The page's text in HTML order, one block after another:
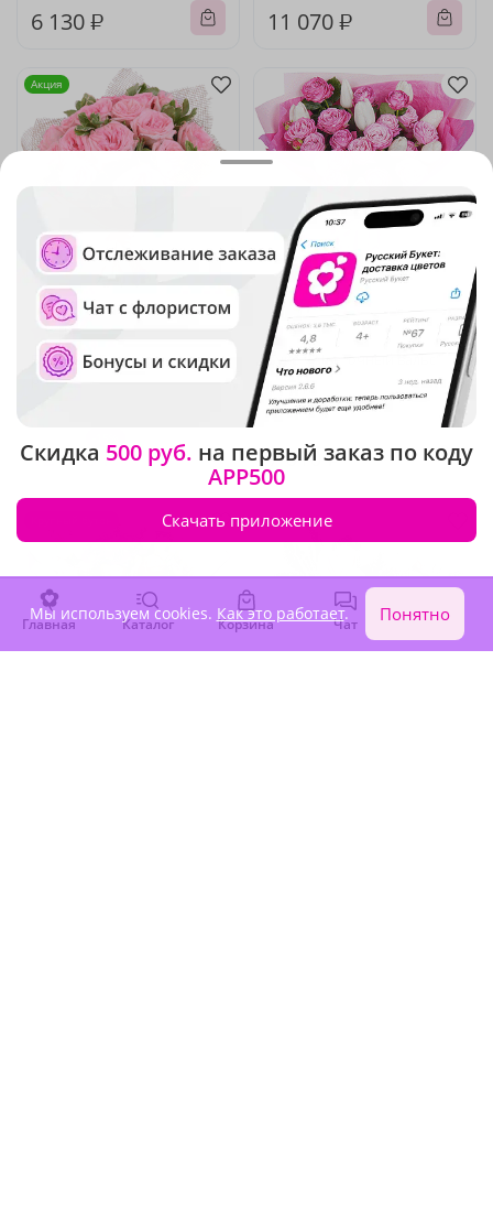
6 130 ₽ 11 070 ₽
4.9(125)
Букет из 15 пионовидных
роз
12 380 ₽
Акция
5(52)
Букет "Цветочный вальс"
Под заказ
7 010 ₽
Главная Каталог Корзина Чат Войти
Скидка 500 руб. на первый заказ по коду
APP500
Скачать приложение
Мы используем cookies. Как это работает. Понятно